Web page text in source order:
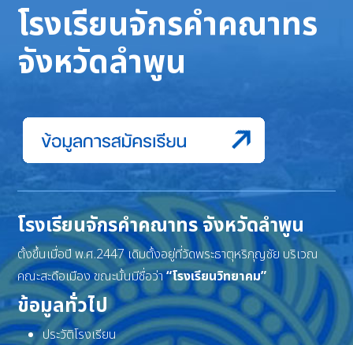
โรงเรียนจักรคำคณาทร
จังหวัดลำพูน
โรงเรียนจักรคำคณาทร จังหวัดลำพูน
ตั้งขึ้นเมื่อปี พ.ศ.2447 เดิมตั้งอยู่ที่วัดพระธาตุหริภุญชัย บริเวณ
คณะสะดือเมือง ขณะนั้นมีชื่อว่า“โรงเรียนวิทยาคม”
ข้อมูลทั่วไป
ประวัติโรงเรียน